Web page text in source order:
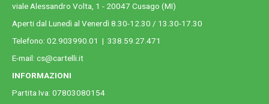
viale Alessandro Volta, 1 - 20047 Cusago (MI)
Aperti dal Lunedì al Venerdì 8.30-12.30 / 13.30-17.30
Telefono: 02.903990.01 | 338.59.27.471
E-mail: cs@cartelli.it
INFORMAZIONI
Partita Iva: 07803080154